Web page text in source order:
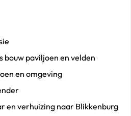
bouw paviljoen en velden
en omgeving
en verhuizing naar Blikkenburg